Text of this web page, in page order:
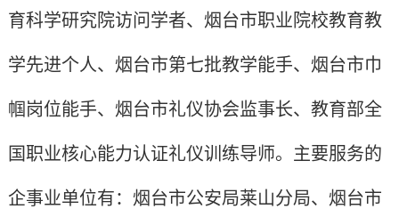
育科学研究院访问学者、烟台市职业院校教育教
学先进个人、烟台市第七批教学能手、烟台市巾
帼岗位能手、烟台市礼仪协会监事长、教育部全
国职业核心能力认证礼仪训练导师。主要服务的
企事业单位有：烟台市公安局莱山分局、烟台市